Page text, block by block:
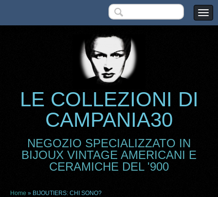
LE COLLEZIONI DI
CAMPANIA30
NEGOZIO SPECIALIZZATO IN
BIJOUX VINTAGE AMERICANI E
CERAMICHE DEL '900
Home » BIJOUTIERS: CHI SONO?